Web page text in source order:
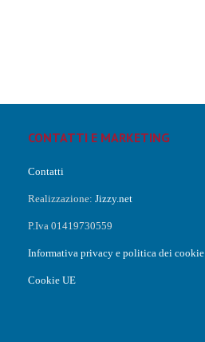
CONTATTI E MARKETING
Contatti
Realizzazione: Jizzy.net
P.Iva 01419730559
Informativa privacy e politica dei cookie
Cookie UE